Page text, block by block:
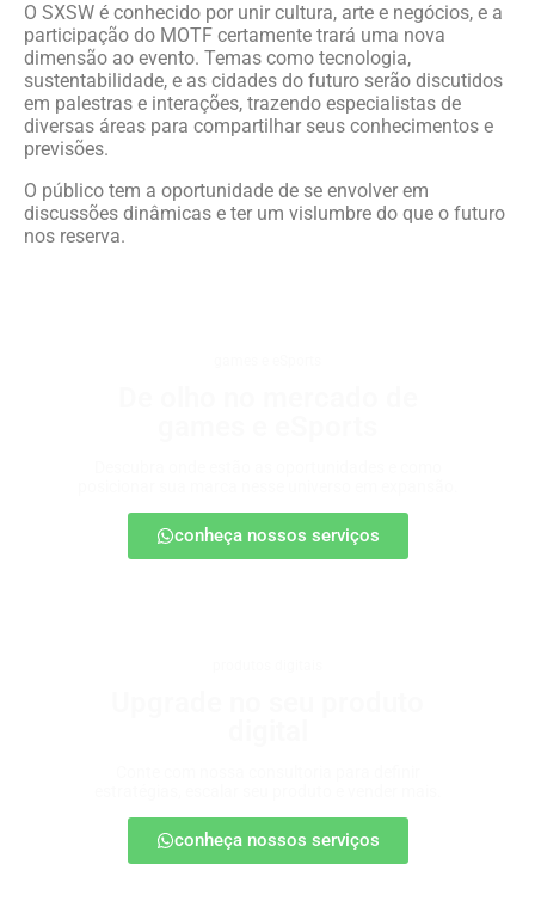
O SXSW é conhecido por unir cultura, arte e negócios, e a
participação do MOTF certamente trará uma nova
dimensão ao evento. Temas como tecnologia,
sustentabilidade, e as cidades do futuro serão discutidos
em palestras e interações, trazendo especialistas de
diversas áreas para compartilhar seus conhecimentos e
previsões.
O público tem a oportunidade de se envolver em
discussões dinâmicas e ter um vislumbre do que o futuro
nos reserva.
conheça nossos serviços
conheça nossos serviços